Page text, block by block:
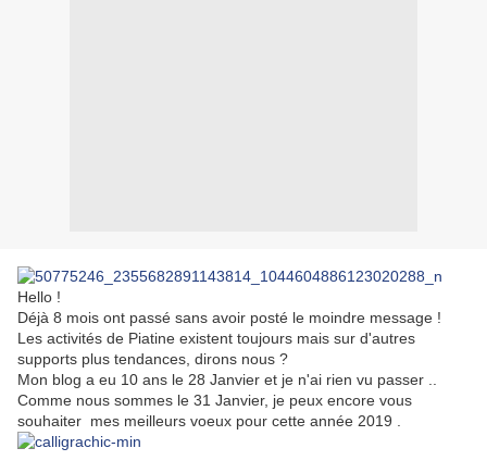
Hello !
Déjà 8 mois ont passé sans avoir posté le moindre message !
Les activités de Piatine existent toujours mais sur d'autres
supports plus tendances, dirons nous ?
Mon blog a eu 10 ans le 28 Janvier et je n'ai rien vu passer ..
Comme nous sommes le 31 Janvier, je peux encore vous
souhaiter mes meilleurs voeux pour cette année 2019 .